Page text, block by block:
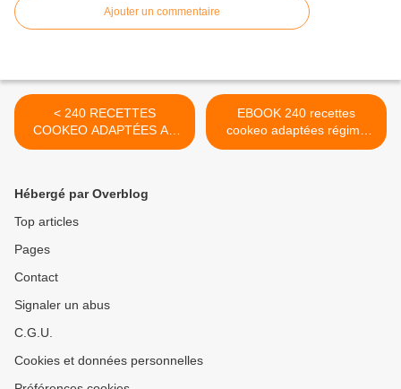
Ajouter un commentaire
< 240 RECETTES
COOKEO ADAPTÉES AU
RÉGIME
EBOOK 240 recettes
cookeo adaptées régime
méditerranéen PROMO 1
Hébergé par Overblog
Top articles
Pages
Contact
Signaler un abus
C.G.U.
Cookies et données personnelles